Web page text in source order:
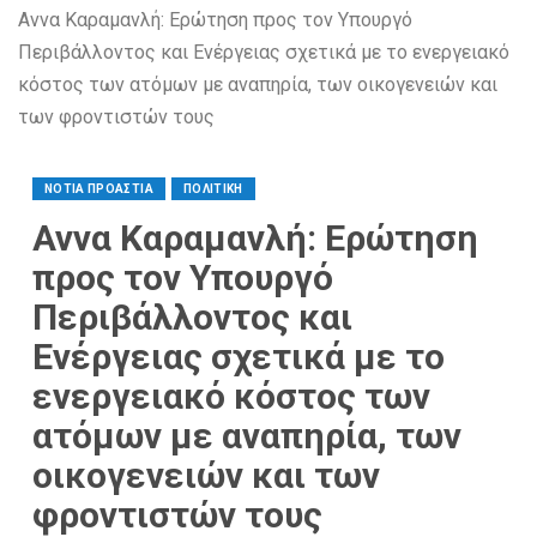
Αννα Καραμανλή: Ερώτηση προς τον Υπουργό
Περιβάλλοντος και Ενέργειας σχετικά με το ενεργειακό
κόστος των ατόμων με αναπηρία, των οικογενειών και
των φροντιστών τους
ΝΟΤΙΑ ΠΡΟΑΣΤΙΑ ΠΟΛΙΤΙΚΗ
Αννα Καραμανλή: Ερώτηση
προς τον Υπουργό
Περιβάλλοντος και
Ενέργειας σχετικά με το
ενεργειακό κόστος των
ατόμων με αναπηρία, των
οικογενειών και των
φροντιστών τους